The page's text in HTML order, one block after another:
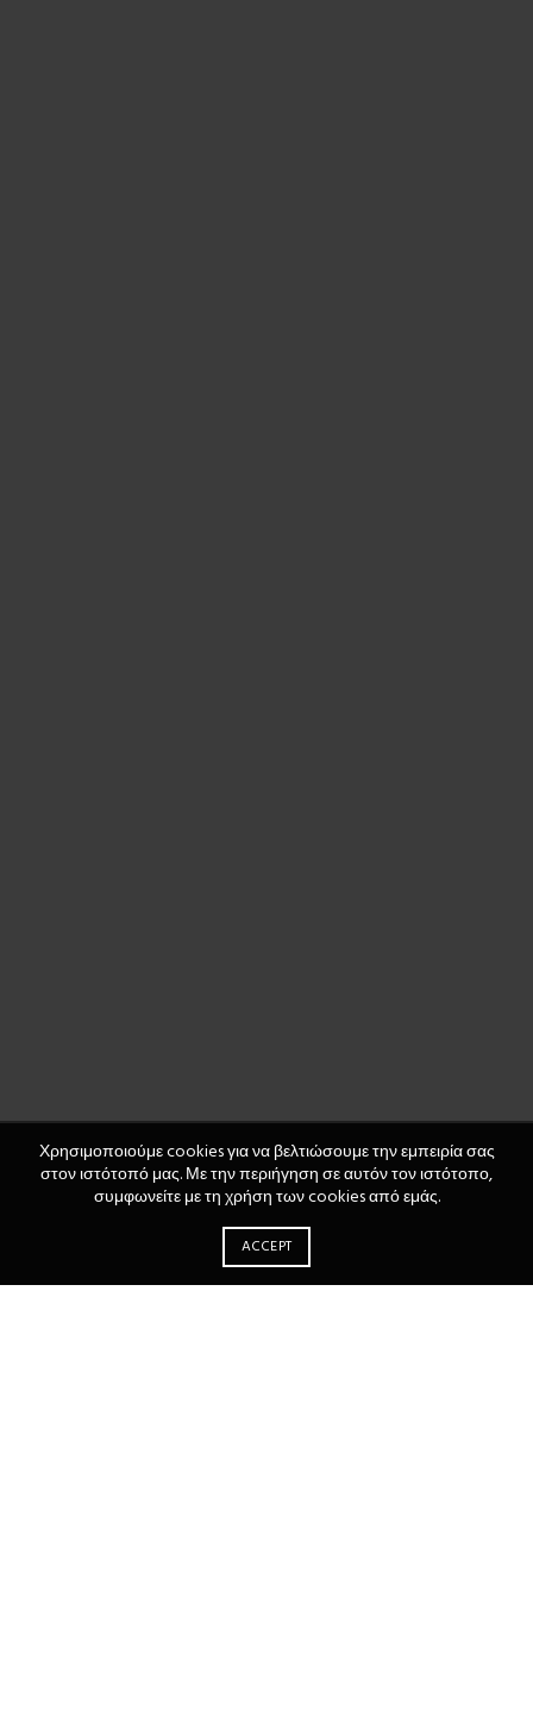
Χρησιμοποιούμε cookies για να βελτιώσουμε την εμπειρία σας
στον ιστότοπό μας. Με την περιήγηση σε αυτόν τον ιστότοπο,
συμφωνείτε με τη χρήση των cookies από εμάς.
ACCEPT